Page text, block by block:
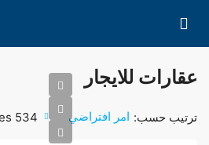
عقارات للايجار
534 Properties ترتيب حسب: امر افتراضي